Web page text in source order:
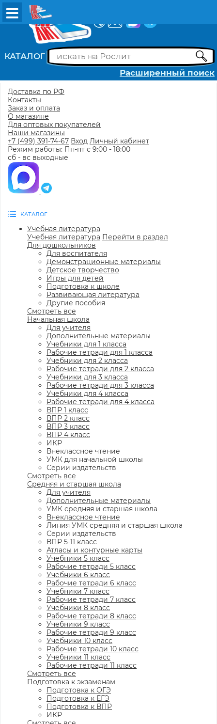
КАТАЛОГ
Расширенный поиск
Доставка по РФ
Контакты
Заказ и оплата
О магазине
Для оптовых покупателей
Наши магазины
+7 (499) 391-74-67 Вход Личный кабинет
Режим работы: Пн-пт с 9:00 - 18:00
сб - вс выходные
КАТАЛОГ
Учебная литература
Учебная литература Перейти в раздел
Для дошкольников
Для воспитателя
Демонстрационные материалы
Детское творчество
Игры для детей
Подготовка к школе
Развивающая литература
Другие пособия
Смотреть все
Начальная школа
Для учителя
Дополнительные материалы
Учебники для 1 класса
Рабочие тетради для 1 класса
Учебники для 2 класса
Рабочие тетради для 2 класса
Учебники для 3 класса
Рабочие тетради для 3 класса
Учебники для 4 класса
Рабочие тетради для 4 класса
ВПР 1 класс
ВПР 2 класс
ВПР 3 класс
ВПР 4 класс
ИКР
Внеклассное чтение
УМК для начальной школы
Серии издательств
Смотреть все
Средняя и старшая школа
Для учителя
Дополнительные материалы
УМК средняя и старшая школа
Внеклассное чтение
Линия УМК средняя и старшая школа
Серии издательств
ВПР 5-11 класс
Атласы и контурные карты
Учебники 5 класс
Рабочие тетради 5 класс
Учебники 6 класс
Рабочие тетради 6 класс
Учебники 7 класс
Рабочие тетради 7 класс
Учебники 8 класс
Рабочие тетради 8 класс
Учебники 9 класс
Рабочие тетради 9 класс
Учебники 10 класс
Рабочие тетради 10 класс
Учебники 11 класс
Рабочие тетради 11 класс
Смотреть все
Подготовка к экзаменам
Подготовка к ОГЭ
Подготовка к ЕГЭ
Подготовка к ВПР
ИКР